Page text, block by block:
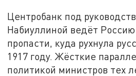
Центробанк под
Набиуллиной ведёт
пропасти, куда рухнула
1917 году. Жёсткие
политикой министров тех